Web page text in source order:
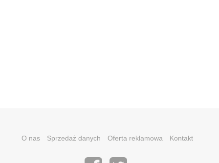
O nas Sprzedaż danych Oferta reklamowa Kontakt